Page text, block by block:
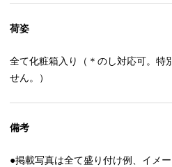
荷姿
全て化粧箱入り（＊のし対応可。特
せん。）
備考
●掲載写真は全て盛り付け例、イメー